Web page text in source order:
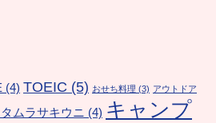
(4) TOEIC (5) おせち料理 (3) アウトドア
ムラサキウニ (4) キャンプ